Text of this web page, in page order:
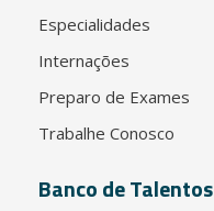
Especialidades
Internações
Preparo de Exames
Trabalhe Conosco
Banco de Talentos